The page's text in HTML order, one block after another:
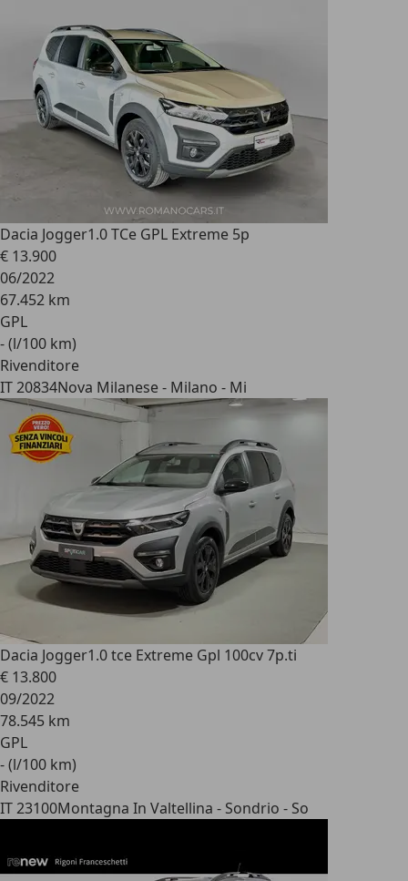
Dacia Jogger1.0 TCe GPL Extreme 5p
€ 13.900
06/2022
67.452 km
GPL
- (l/100 km)
Rivenditore
IT 20834Nova Milanese - Milano - Mi
Dacia Jogger1.0 tce Extreme Gpl 100cv 7p.ti
€ 13.800
09/2022
78.545 km
GPL
- (l/100 km)
Rivenditore
IT 23100Montagna In Valtellina - Sondrio - So